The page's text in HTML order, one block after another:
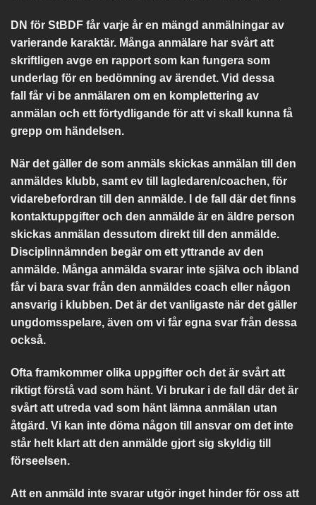
DN för StBDF får varje år en mängd anmälningar av
varierande karaktär. Många anmälare har svårt att
skriftligen avge en rapport som kan fungera som
underlag för en bedömning av ärendet. Vid dessa
fall får vi be anmälaren om en komplettering av
anmälan och ett förtydligande för att vi skall kunna få
grepp om händelsen.
När det gäller de som anmäls skickas anmälan till den
anmäldes klubb, samt ev till lagledaren/coachen, för
vidarebefordran till den anmälde. I de fall där det finns
kontaktuppgifter och den anmälde är en äldre person
skickas anmälan dessutom direkt till den anmälde.
Disciplinnämnden begär om ett yttrande av den
anmälde. Många anmälda svarar inte själva och ibland
får vi bara svar från den anmäldes coach eller någon
ansvarig i klubben. Det är det vanligaste när det gäller
ungdomsspelare, även om vi får egna svar från dessa
också.
Ofta framkommer olika uppgifter och det är svårt att
riktigt förstå vad som hänt. Vi brukar i de fall där det är
svårt att utreda vad som hänt lämna anmälan utan
åtgärd. Vi kan inte döma någon till ansvar om det inte
står helt klart att den anmälde gjort sig skyldig till
förseelsen.
Att en anmäld inte svarar utgör inget hinder för oss att